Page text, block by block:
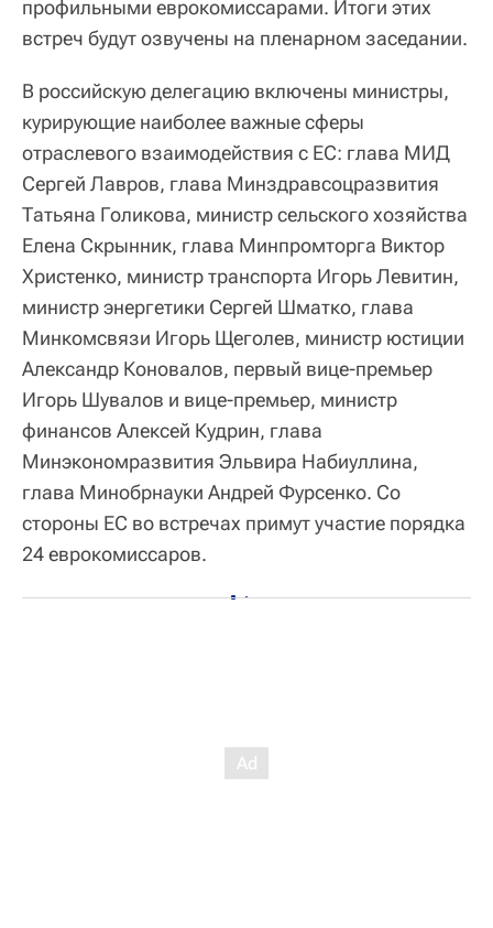
профильными еврокомиссарами. Итоги этих
встреч будут озвучены на пленарном заседании.
В российскую делегацию включены министры,
курирующие наиболее важные сферы
отраслевого взаимодействия с ЕС: глава МИД
Сергей Лавров, глава Минздравсоцразвития
Татьяна Голикова, министр сельского хозяйства
Елена Скрынник, глава Минпромторга Виктор
Христенко, министр транспорта Игорь Левитин,
министр энергетики Сергей Шматко, глава
Минкомсвязи Игорь Щеголев, министр юстиции
Александр Коновалов, первый вице-премьер
Игорь Шувалов и вице-премьер, министр
финансов Алексей Кудрин, глава
Минэкономразвития Эльвира Набиуллина,
глава Минобрнауки Андрей Фурсенко. Со
стороны ЕС во встречах примут участие порядка
24 еврокомиссаров.